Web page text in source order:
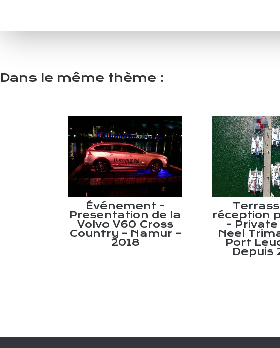
Dans le même thème :
Événement –
Presentation de la
Volvo V60 Cross
Country – Namur –
2018
réception
–
Neel
Port
Depuis